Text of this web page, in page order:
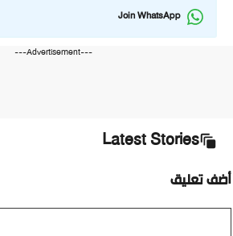
Join WhatsApp
---Advertisement---
Latest Stories
تعليق